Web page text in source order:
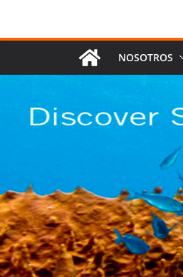
NOSOTROS